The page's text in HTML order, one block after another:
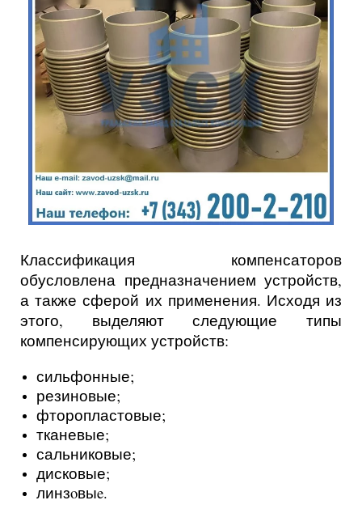
Классификация компенсаторов
обусловлена предназначением устройств,
а также сферой их применения. Исходя из
этого, выделяют следующие типы
компенсирующих устройств:
сильфонные;
резиновые;
фторопластовые;
тканевые;
сальниковые;
дисковые;
линзoвыe.